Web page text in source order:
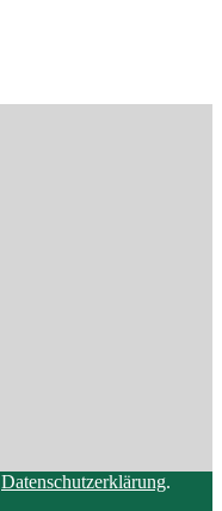
Datenschutzerklärung.